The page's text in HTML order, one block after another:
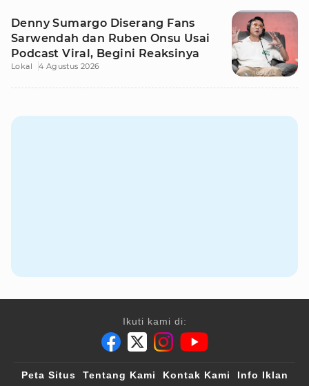
Denny Sumargo Diserang Fans
Sarwendah dan Ruben Onsu Usai
Podcast Viral, Begini Reaksinya
Lokal 4 Agustus 2026
Ikuti kami di:
Peta Situs Tentang Kami Kontak Kami Info Iklan